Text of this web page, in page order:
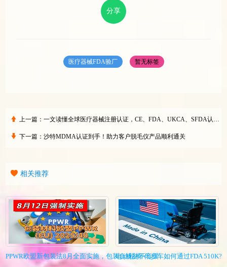
分享
医疗器械FDA验厂 暂无标签
上一篇：一文读懂全球医疗器械注册认证，CE、FDA、UKCA、SFDA认证要求解析
下一篇：沙特MDMA认证到手！助力客户脱毛仪产品顺利通关
相关推荐
PPWR欧盟新包装法8月全面实施，包装合规刻不容缓电动轮椅/代步车如何通过FDA